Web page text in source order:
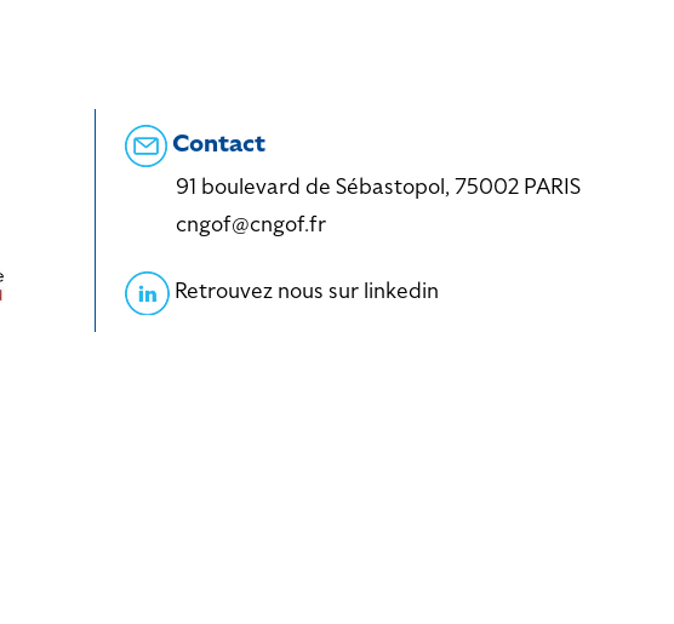
Contact
91 boulevard de Sébastopol, 75002 PARIS
cngof@cngof.fr
Retrouvez nous sur linkedin